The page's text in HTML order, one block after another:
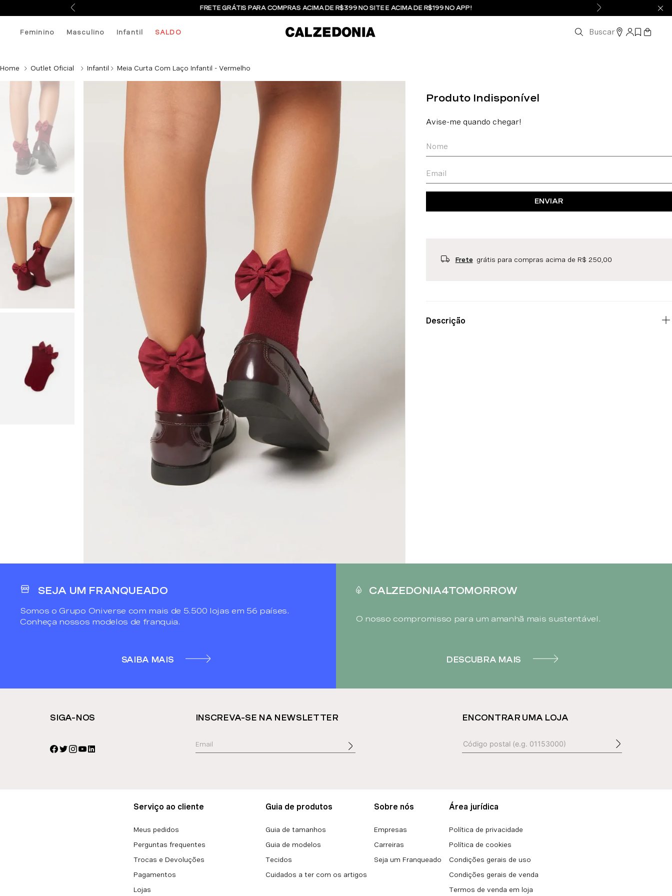
FRETE GRÁTIS PARA COMPRAS ACIMA DE R$399 NO SITE E ACIMA DE R$199 NO APP!
Feminino Masculino Infantil SALDO Buscar
Outlet Oficial Infantil Meia Curta Com Laço Infantil - Vermelho
ENVIAR
Frete grátis para compras acima de R$ 250,00
Descrição
SEJA UM FRANQUEADO
Somos o Grupo Oniverse com mais de 5.500 lojas em 56 países.
Conheça nossos modelos de franquia.
SAIBA MAIS
CALZEDONIA4TOMORROW
O nosso compromisso para um amanhã mais sustentável.
DESCUBRA MAIS
SIGA-NOS INSCREVA-SE NA NEWSLETTER ENCONTRAR UMA LOJA
Serviço ao cliente
Meus pedidos
Perguntas frequentes
Trocas e Devoluções
Pagamentos
Lojas
Guia de produtos
Guia de tamanhos
Guia de modelos
Tecidos
Cuidados a ter com os artigos
Sobre nós
Empresas
Carreiras
Seja um Franqueado
Área jurídica
Política de privacidade
Política de cookies
Condições gerais de uso
Condições gerais de venda
Termos de venda em loja